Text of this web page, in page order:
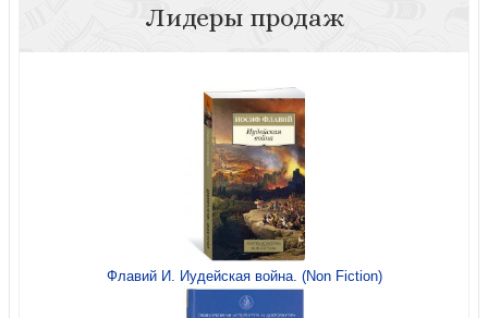
10 рецептов счастья в браке
На грани: Что делать, когда кажется, семью не спасти
Адвокат
Лидеры продаж
Флавий И. Иудейская война. (Non Fiction)